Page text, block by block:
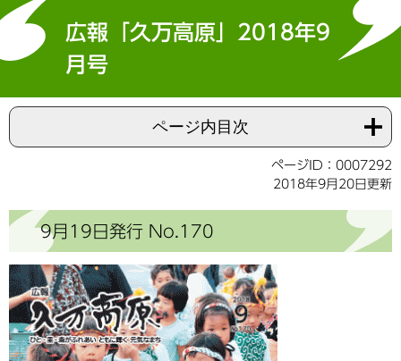
広報「久万高原」2018年9
月号
ページ内目次
ページID：0007292
2018年9月20日更新
9月19日発行 No.170